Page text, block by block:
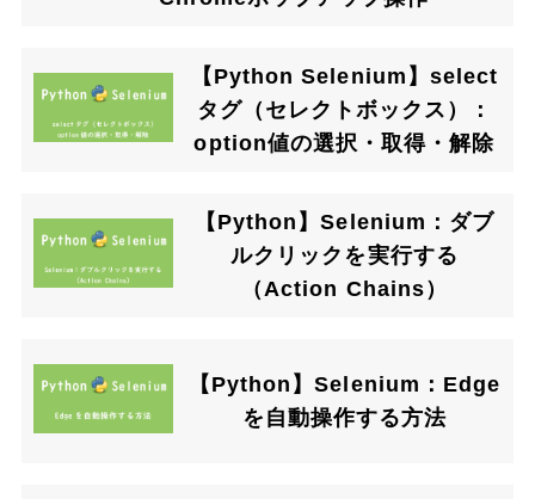
【Python Selenium】select
タグ（セレクトボックス）：
option値の選択・取得・解除
【Python】Selenium：ダブ
ルクリックを実行する
（Action Chains）
【Python】Selenium：Edge
を自動操作する方法